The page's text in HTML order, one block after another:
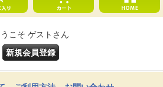
うこそ ゲストさん
新規会員登録